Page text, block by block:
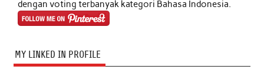
dengan voting terbanyak kategori Bahasa Indonesia.
MY LINKED IN PROFILE